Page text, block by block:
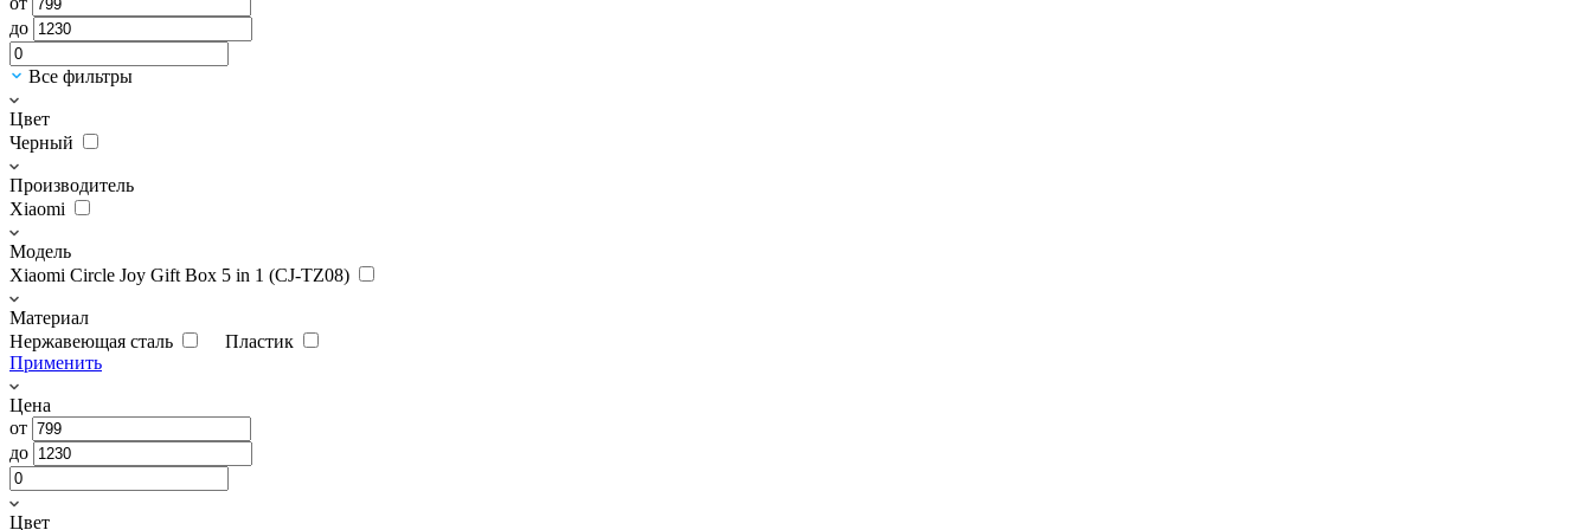
до
Все фильтры
Цвет
Черный
Производитель
Xiaomi
Модель
Xiaomi Circle Joy Gift Box 5 in 1 (CJ-TZ08)
Материал
Нержавеющая сталь
Пластик
Применить
Цена
от
до
Цвет